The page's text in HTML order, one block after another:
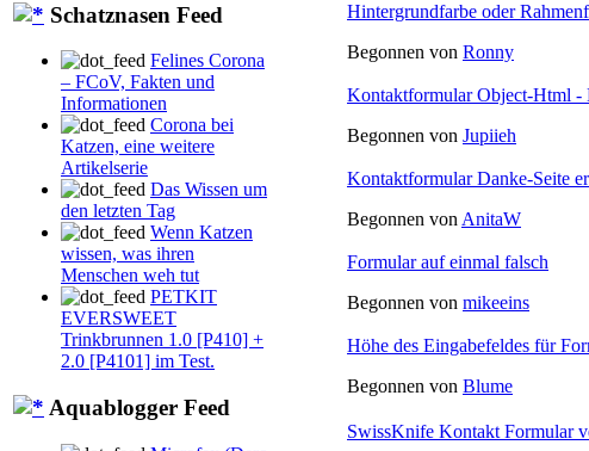
Schatznasen Feed
Felines Corona
– FCoV, Fakten und
Informationen
Corona bei
Katzen, eine weitere
Artikelserie
Das Wissen um
den letzten Tag
Wenn Katzen
wissen, was ihren
Menschen weh tut
PETKIT
EVERSWEET
Trinkbrunnen 1.0 [P410] +
2.0 [P4101] im Test.
Aquablogger Feed
Hintergrundfarbe oder
Begonnen von Ronny
Kontaktformular Object-Html
Begonnen von Jupiieh
Kontaktformular Danke-Seite
Begonnen vonAnitaW
Formular auf einmal falsch
Begonnen von mikeeins
Höhe des Eingabefeldes für
Begonnen von Blume
SwissKnife Kontakt Formular